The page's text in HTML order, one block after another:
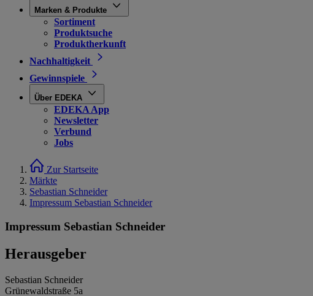
Marken & Produkte
Sortiment
Produktsuche
Produktherkunft
Nachhaltigkeit
Gewinnspiele
Über EDEKA
EDEKA App
Newsletter
Verbund
Jobs
Zur Startseite
Märkte
Sebastian Schneider
Impressum Sebastian Schneider
Impressum Sebastian Schneider
Herausgeber
Sebastian Schneider
Grünewaldstraße 5a